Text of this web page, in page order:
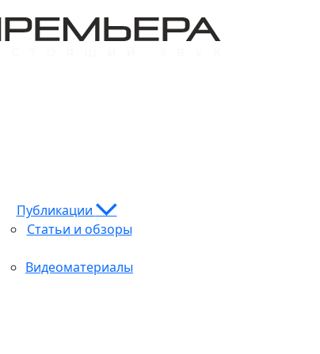
Публикации
Статьи и обзоры
Видеоматериалы